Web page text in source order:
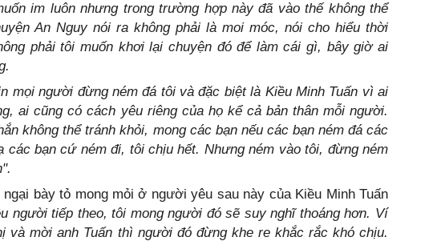
im luôn nhưng trong trường hợp này đã vào thế không thể
An Nguy nói ra không phải là moi móc, nói cho hiểu thời
phải tôi muốn khơi lại chuyện đó để làm cái gì, bây giờ ai
mọi người đừng ném đá tôi và đặc biệt là Kiều Minh Tuấn vì ai
ai cũng có cách yêu riêng của họ kể cả bản thân mỗi người.
không thể tránh khỏi, mong các bạn nếu các bạn ném đá các
các bạn cứ ném đi, tôi chịu hết. Nhưng ném vào tôi, đừng ném
bày tỏ mong mỏi ở người yêu sau này của Kiều Minh Tuấn
người tiếp theo, tôi mong người đó sẽ suy nghĩ thoáng hơn. Ví
và mời anh Tuấn thì người đó đừng khe re khắc rắc khó chịu.